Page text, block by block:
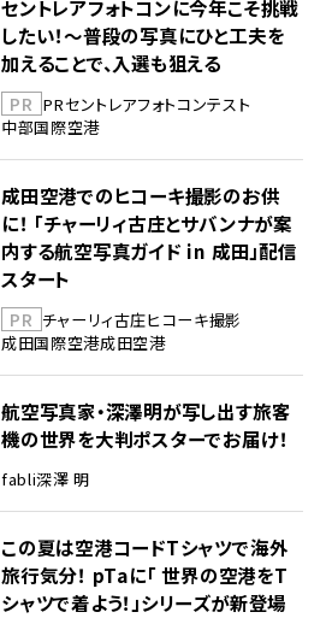
セントレアフォトコンに今年こそ挑戦
したい！～普段の写真にひと工夫を
加えることで、入選も狙える
PR PRセントレアフォトコンテスト
中部国際空港
成田空港でのヒコーキ撮影のお供
に！ 「チャーリィ古庄とサバンナが案
内する航空写真ガイド in 成田」配信
スタート
PR チャーリィ古庄ヒコーキ撮影
成田国際空港成田空港
航空写真家・深澤明が写し出す旅客
機の世界を大判ポスターでお届け！
fabli深澤 明
この夏は空港コードTシャツで海外
旅行気分！ pTaに「 世界の空港をT
シャツで着よう！」シリーズが新登場